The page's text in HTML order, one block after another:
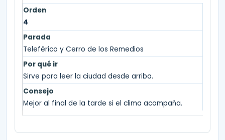
4
Teleférico y Cerro de los Remedios
Sirve para leer la ciudad desde arriba.
Mejor al final de la tarde si el clima acompaña.